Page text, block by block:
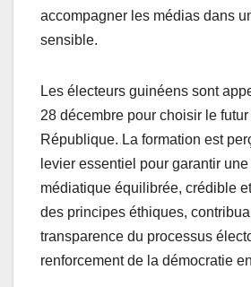
accompagner les médias dans
sensible.
Les électeurs guinéens sont
28 décembre pour choisir le
République. La formation est
levier essentiel pour garantir
médiatique équilibrée, crédible
des principes éthiques,
transparence du processus
renforcement de la démocratie